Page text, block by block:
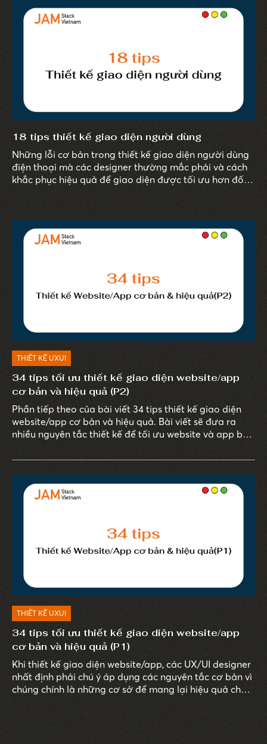
18 tips thiết kế giao diện người dùng
Những lỗi cơ bản trong thiết kế giao diện người dùng
điện thoại mà các designer thường mắc phải và cách
khắc phục hiệu quả để giao diện được tối ưu hơn đối
THIẾT KẾ UXUI
34 tips tối ưu thiết kế giao diện website/app
cơ bản và hiệu quả (P2)
Phần tiếp theo của bài viết 34 tips thiết kế giao diện
website/app cơ bản và hiệu quả. Bài viết sẽ đưa ra
nhiều nguyên tắc thiết kế để tối ưu website và app bạn
trải nghiệm người dùng tốt hơn, tạo ấn tượng với
khách truy cập về doanh nghiệp.
THIẾT KẾ UXUI
34 tips tối ưu thiết kế giao diện website/app
cơ bản và hiệu quả (P1)
Khi thiết kế giao diện website/app, các UX/UI designer
nhất định phải chú ý áp dụng các nguyên tắc cơ bản vì
chúng chính là những cơ sở để mang lại hiệu quả cho